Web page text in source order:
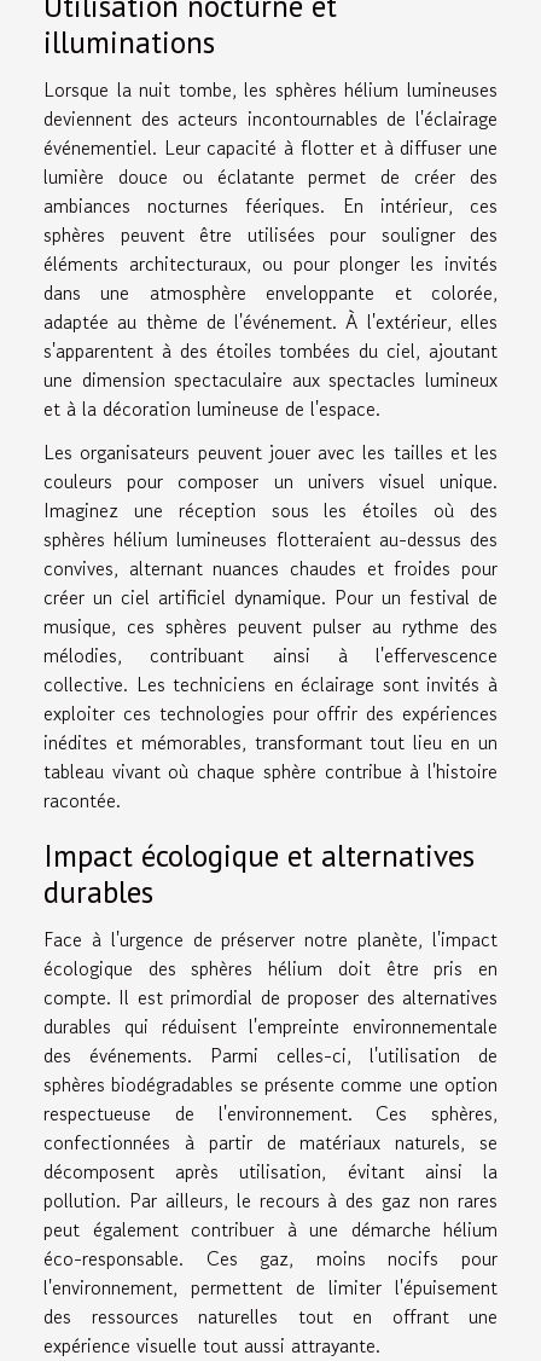
illuminations
Lorsque la nuit tombe, les sphères hélium lumineuses
deviennent des acteurs incontournables de l'éclairage
événementiel. Leur capacité à flotter et à diffuser une
lumière douce ou éclatante permet de créer des
ambiances nocturnes féeriques. En intérieur, ces
sphères peuvent être utilisées pour souligner des
éléments architecturaux, ou pour plonger les invités
dans une atmosphère enveloppante et colorée,
adaptée au thème de l'événement. À l'extérieur, elles
s'apparentent à des étoiles tombées du ciel, ajoutant
une dimension spectaculaire aux spectacles lumineux
et à la décoration lumineuse de l'espace.
Les organisateurs peuvent jouer avec les tailles et les
couleurs pour composer un univers visuel unique.
Imaginez une réception sous les étoiles où des
sphères hélium lumineuses flotteraient au-dessus des
convives, alternant nuances chaudes et froides pour
créer un ciel artificiel dynamique. Pour un festival de
musique, ces sphères peuvent pulser au rythme des
mélodies, contribuant ainsi à l'effervescence
collective. Les techniciens en éclairage sont invités à
exploiter ces technologies pour offrir des expériences
inédites et mémorables, transformant tout lieu en un
tableau vivant où chaque sphère contribue à l'histoire
racontée.
Impact écologique et alternatives
durables
Face à l'urgence de préserver notre planète, l'impact
écologique des sphères hélium doit être pris en
compte. Il est primordial de proposer des alternatives
durables qui réduisent l'empreinte environnementale
des événements. Parmi celles-ci, l'utilisation de
sphères biodégradables se présente comme une option
respectueuse de l'environnement. Ces sphères,
confectionnées à partir de matériaux naturels, se
décomposent après utilisation, évitant ainsi la
pollution. Par ailleurs, le recours à des gaz non rares
peut également contribuer à une démarche hélium
éco-responsable. Ces gaz, moins nocifs pour
l'environnement, permettent de limiter l'épuisement
des ressources naturelles tout en offrant une
expérience visuelle tout aussi attrayante.